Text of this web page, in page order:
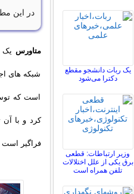
در این
متاورس یک
شبکه های
است که
کرد و با
فراگیر
یک ربات دانشجو مقطع
دکترا می‌شود
وزیر ارتباطات: قطعی
برق یکی از علل اختلالات
تلفن همراه است